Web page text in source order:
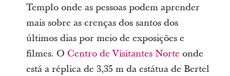
Templo onde as pessoas podem aprender
mais sobre as crenças dos santos dos
últimos dias por meio de exposições e
filmes. O Centro de Visitantes Norte onde
está a réplica de 3,35 m da estátua de Bertel